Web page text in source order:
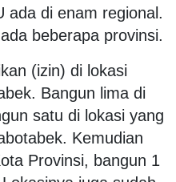
ada di enam regional.
beberapa provinsi.
(izin) di lokasi
Bangun lima di
satu di lokasi yang
Kemudian
Provinsi, bangun 1